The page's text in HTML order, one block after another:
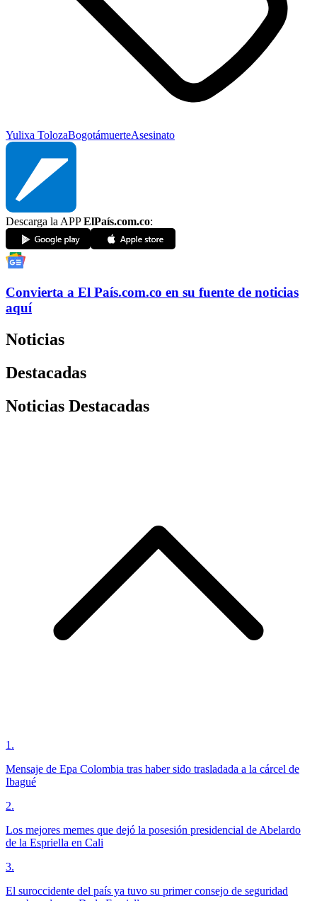
Yulixa TolozaBogotámuerteAsesinato
Descarga la APPElPaís.com.co:
Convierta a El País.com.co en su fuente de noticias
aquí
Noticias
Destacadas
Noticias Destacadas
1 .
Mensaje de Epa Colombia tras haber sido trasladada a la cárcel de
Ibagué
2.
Los mejores memes que dejó la posesión presidencial de Abelardo
de la Espriella en Cali
3.
El suroccidente del país ya tuvo su primer consejo de seguridad